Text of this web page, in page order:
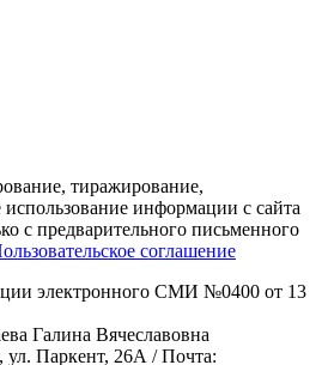
тиражирование,
информации с сайта
с предварительного письменного
соглашение
электронного СМИ №0400 от 13
Галина Вячеславовна
ул. Паркент, 26А / Почта: